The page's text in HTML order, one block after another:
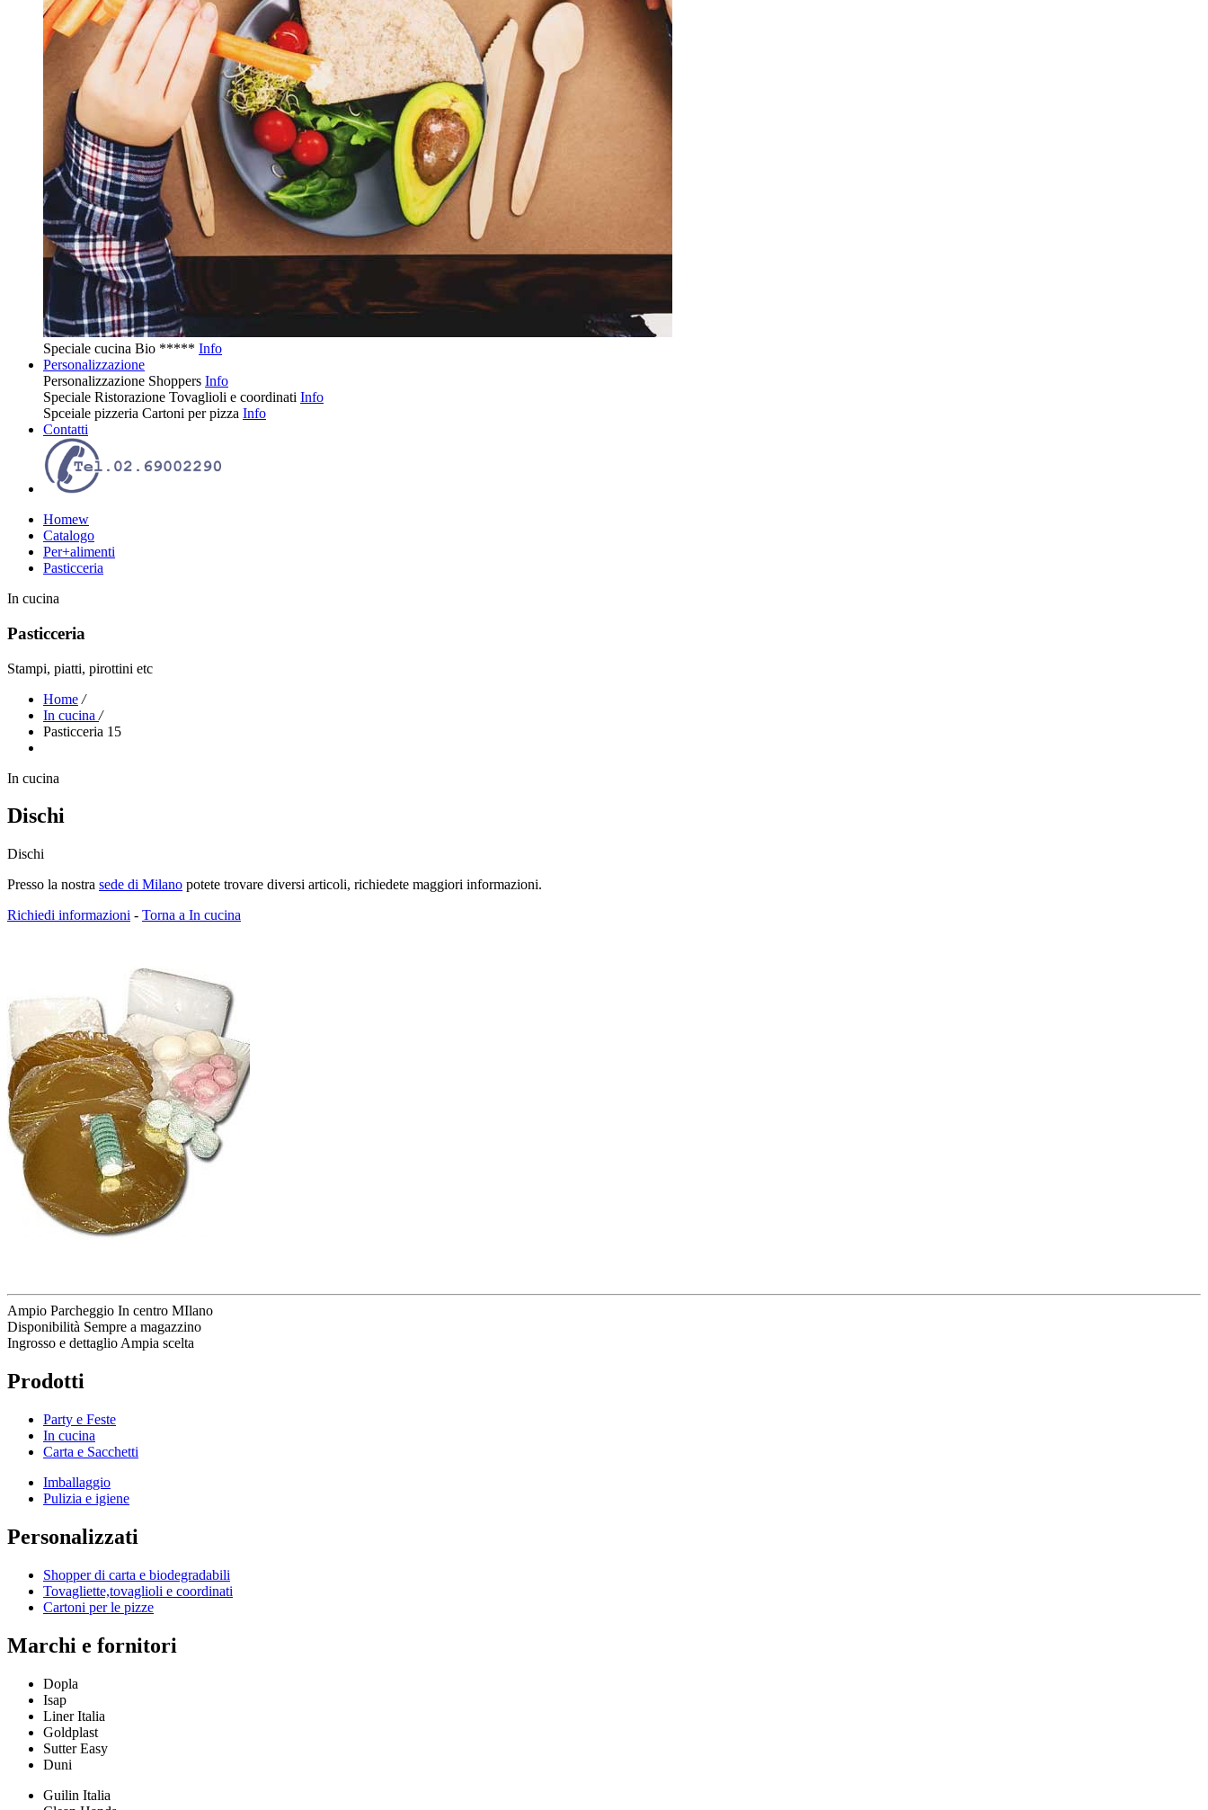
Speciale cucina Bio ***** Info
Personalizzazione
Personalizzazione Shoppers Info
Speciale Ristorazione Tovaglioli e coordinati Info
Spceiale pizzeria Cartoni per pizza Info
Contatti
Homew
Catalogo
Per+alimenti
Pasticceria
In cucina
Pasticceria
Stampi, piatti, pirottini etc
Home /
In cucina /
Pasticceria 15
In cucina
Dischi
Dischi
Presso la nostra sede di Milano potete trovare diversi articoli, richiedete maggiori informazioni.
Richiedi informazioni - Torna a In cucina
Ampio Parcheggio In centro MIlano
Disponibilità Sempre a magazzino
Ingrosso e dettaglio Ampia scelta
Prodotti
Party e Feste
In cucina
Carta e Sacchetti
Imballaggio
Pulizia e igiene
Personalizzati
Shopper di carta e biodegradabili
Tovagliette,tovaglioli e coordinati
Cartoni per le pizze
Marchi e fornitori
Dopla
Isap
Liner Italia
Goldplast
Sutter Easy
Duni
Guilin Italia